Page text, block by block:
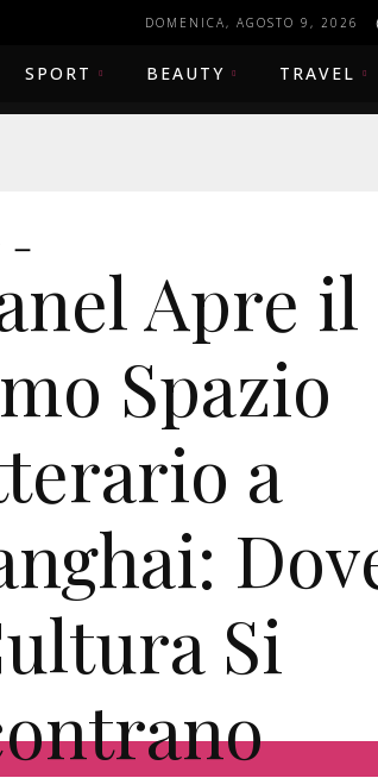
DOMENICA, AGOSTO 9, 2026
SPORT BEAUTY TRAVEL
Apre il
Spazio
a
Si